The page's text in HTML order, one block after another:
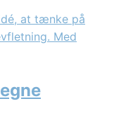
at tænke på
Med